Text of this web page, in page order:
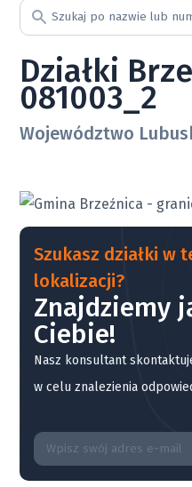
Działki
081003_2
Województwo
Szukasz działki w
lokalizacji?
Znajdziemy
Ciebie!
Nasz konsultant
w celu znalezienia